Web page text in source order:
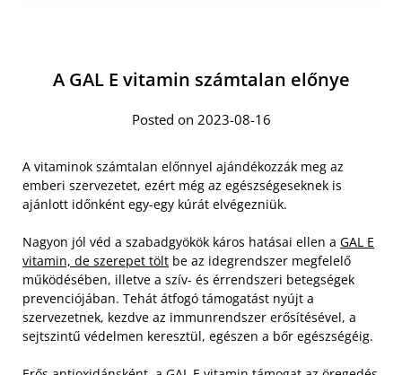
A GAL E vitamin számtalan előnye
Posted on 2023-08-16
A vitaminok számtalan előnnyel ajándékozzák meg az
emberi szervezetet, ezért még az egészségeseknek is
ajánlott időnként egy-egy kúrát elvégezniük.
Nagyon jól véd a szabadgyökök káros hatásai ellen a GAL E
vitamin, de szerepet tölt be az idegrendszer megfelelő
működésében, illetve a szív- és érrendszeri betegségek
prevenciójában. Tehát átfogó támogatást nyújt a
szervezetnek, kezdve az immunrendszer erősítésével, a
sejtszintű védelmen keresztül, egészen a bőr egészségéig.